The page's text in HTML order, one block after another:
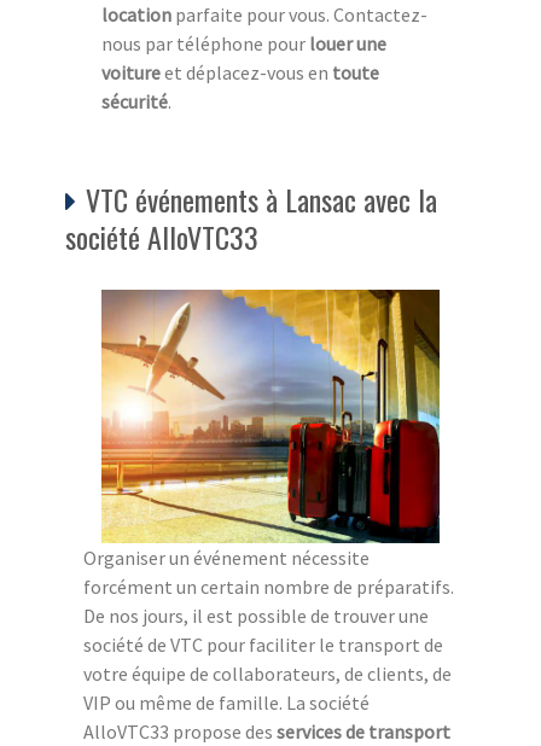
location parfaite pour vous. Contactez-
nous par téléphone pour louer une
voitureet déplacez-vous en toute
sécurité.
VTC événements à Lansac avec la
société AlloVTC33
Organiser un événement nécessite
forcément un certain nombre de préparatifs.
De nos jours, il est possible de trouver une
société de VTC pour faciliter le transport de
votre équipe de collaborateurs, de clients, de
VIP ou même de famille. La société
AlloVTC33 propose des services de transport